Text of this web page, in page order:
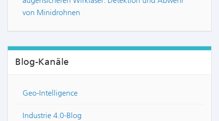
von Minidrohnen
Blog-Kanäle
Geo-Intelligence
Industrie 4.0-Blog